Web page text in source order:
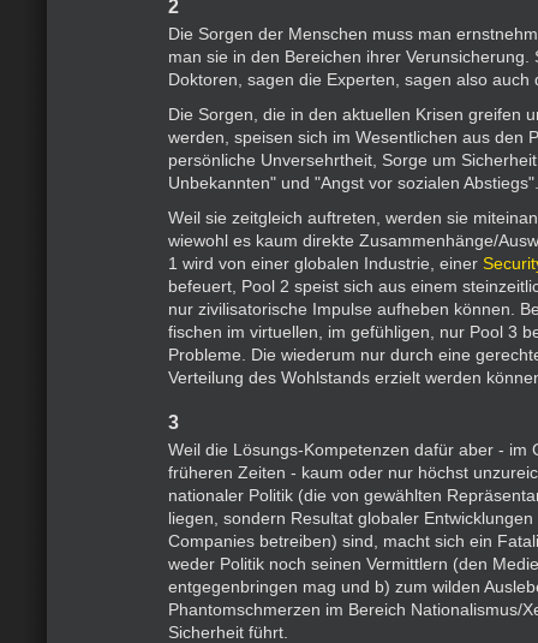
2
Die Sorgen der Menschen muss man
man sie in den Bereichen ihrer Verunsicherung.
Doktoren, sagen die Experten, sagen also auch
Die Sorgen, die in den aktuellen Krisen greifen
werden, speisen sich im Wesentlichen aus den
persönliche Unversehrtheit, Sorge um
Unbekannten" und "Angst vor sozialen Abstiegs".
Weil sie zeitgleich auftreten, werden sie
wiewohl es kaum direkte Zusammenhänge/
1 wird von einer globalen Industrie, einer
befeuert, Pool 2 speist sich aus einem
nur zivilisatorische Impulse aufheben können.
fischen im virtuellen, im gefühligen, nur Pool 3
Probleme. Die wiederum nur durch eine
Verteilung des Wohlstands erzielt werden
3
Weil die Lösungs-Kompetenzen dafür aber - im
früheren Zeiten - kaum oder nur höchst
nationaler Politik (die von gewählten
liegen, sondern Resultat globaler
Companies betreiben) sind, macht sich ein
weder Politik noch seinen Vermittlern (den
entgegenbringen mag und b) zum wilden
Phantomschmerzen im Bereich Nationalismus/
Sicherheit führt.